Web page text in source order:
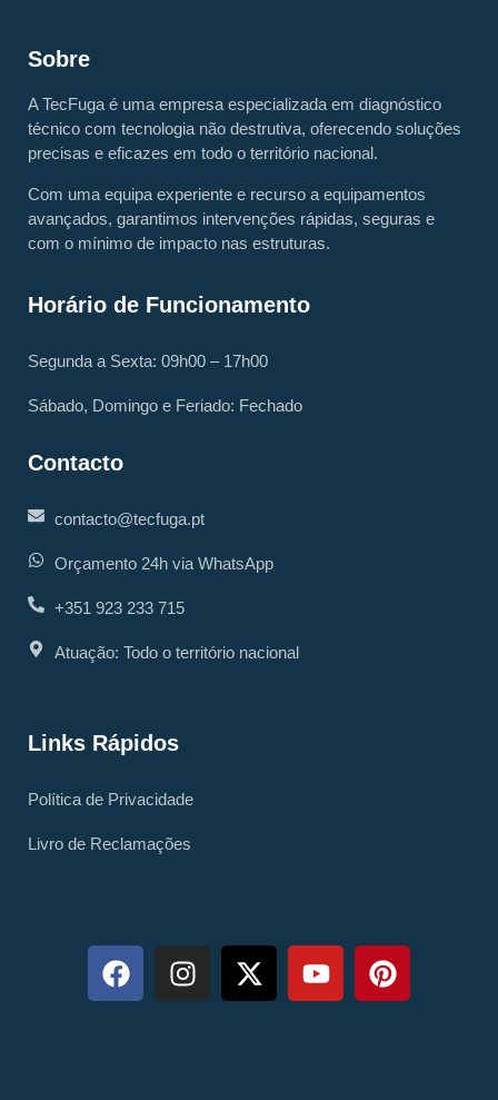
Sobre
A TecFuga é uma empresa especializada em diagnóstico
técnico com tecnologia não destrutiva, oferecendo soluções
precisas e eficazes em todo o território nacional.
Com uma equipa experiente e recurso a equipamentos
avançados, garantimos intervenções rápidas, seguras e
com o mínimo de impacto nas estruturas.
Horário de Funcionamento
Segunda a Sexta: 09h00 – 17h00
Sábado, Domingo e Feriado: Fechado
Contacto
contacto@tecfuga.pt
Orçamento 24h via WhatsApp
+351 923 233 715
Atuação: Todo o território nacional
Links Rápidos
Política de Privacidade
Livro de Reclamações